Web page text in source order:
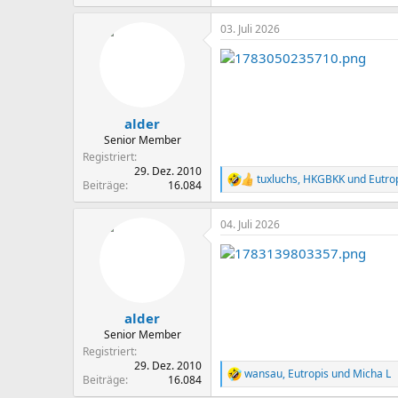
alder
Senior Member
Registriert
29. Dez. 2010
Beiträge
16.084
03. Juli 2026
R
e
a
k
t
i
tuxluchs, HKGBKKund
alder
Senior Member
Registriert
29. Dez. 2010
Beiträge
16.084
04. Juli 2026
R
e
wansau, Eutropis und Micha L